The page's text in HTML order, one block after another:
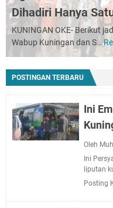
Jadwal
Nobar
Sangat
Warga
Polres
12 Ribu
Info
Agustus
Agenda
2026
Dihadiri Hanya
KUNINGAN OKE- Berikut
Wabup Kuningan dan S…
POSTINGAN TERBARU
Ini
Oleh
Ini
liputan
Posting